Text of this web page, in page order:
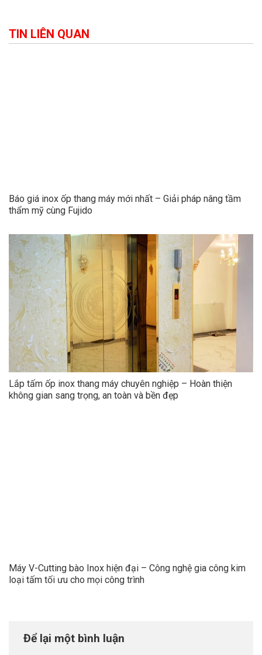
TIN LIÊN QUAN
Báo giá inox ốp thang máy mới nhất – Giải pháp nâng tầm
thẩm mỹ cùng Fujido
Lắp tấm ốp inox thang máy chuyên nghiệp – Hoàn thiện
không gian sang trọng, an toàn và bền đẹp
Máy V-Cutting bào Inox hiện đại – Công nghệ gia công kim
loại tấm tối ưu cho mọi công trình
Để lại một bình luận